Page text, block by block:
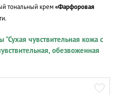
тональный крем «Фарфоровая
"Сухая чувствительная кожа с
обезвоженная